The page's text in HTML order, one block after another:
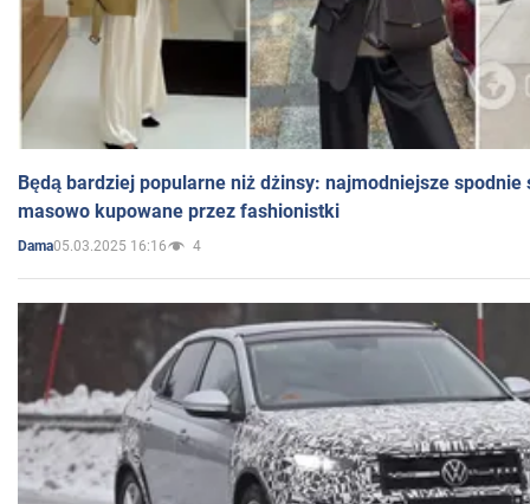
Będą bardziej popularne niż dżinsy: najmodniejsze spodnie
masowo kupowane przez fashionistki
Dama05.03.2025 16:16 4